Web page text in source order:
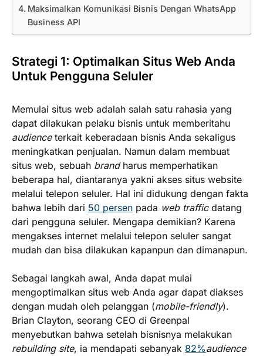
Maksimalkan Komunikasi Bisnis Dengan WhatsApp
Business API
Strategi 1: Optimalkan Situs Web Anda
Untuk Pengguna Seluler
Memulai situs web adalah salah satu rahasia yang
dapat dilakukan pelaku bisnis untuk memberitahu
audienceterkait keberadaan bisnis Anda sekaligus
meningkatkan penjualan. Namun dalam membuat
situs web, sebuah brand harus memperhatikan
beberapa hal, diantaranya yakni akses situs website
melalui telepon seluler. Hal ini didukung dengan fakta
bahwa lebih dari 50 persen pada web traffic datang
dari pengguna seluler. Mengapa demikian? Karena
mengakses internet melalui telepon seluler sangat
mudah dan bisa dilakukan kapanpun dan dimanapun.
Sebagai langkah awal, Anda dapat mulai
mengoptimalkan situs web Anda agar dapat diakses
dengan mudah oleh pelanggan (mobile-friendly).
Brian Clayton, seorang CEO di Greenpal
menyebutkan bahwa setelah bisnisnya melakukan
rebuilding site, ia mendapati sebanyak 82%audience